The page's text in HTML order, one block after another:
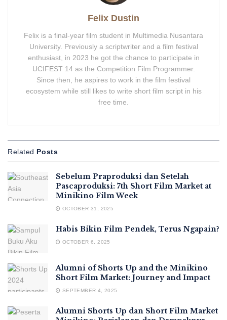
Felix Dustin
Felix is a final-year film student in Multimedia Nusantara
University. Previously a scriptwriter and a film festival
enthusiast, in 2023 he got the chance to participate in
UCIFEST 14 as the Competition Film Programmer.
Since then, he aspires to work in the film festival
ecosystem while still likes to write short film script in his
free time.
Related Posts
Sebelum Praproduksi dan Setelah
Pascaproduksi: 7th Short Film Market at
Minikino Film Week
OCTOBER 31, 2025
Habis Bikin Film Pendek, Terus Ngapain?
OCTOBER 6, 2025
Alumni of Shorts Up and the Minikino
Short Film Market: Journey and Impact
SEPTEMBER 4, 2025
Alumni Shorts Up dan Short Film Market